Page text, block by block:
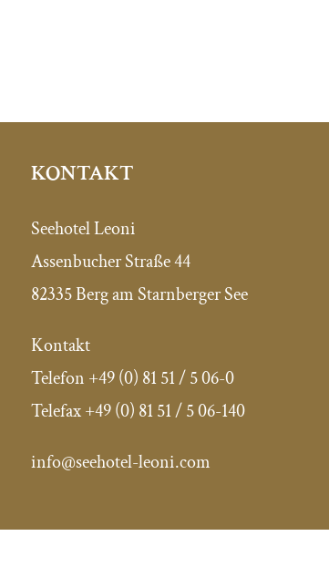
KONTAKT
Seehotel Leoni
Assenbucher Straße 44
82335 Berg am Starnberger See
Kontakt
Telefon +49 (0) 81 51 / 5 06-0
Telefax+49 (0) 81 51 / 5 06-140
info@seehotel-leoni.com